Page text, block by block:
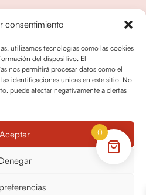
consentimiento
utilizamos tecnologías como las cookies
del dispositivo. El
nos permitirá procesar datos como el
identificaciones únicas en este sitio. No
puede afectar negativamente a ciertas
Aceptar 0